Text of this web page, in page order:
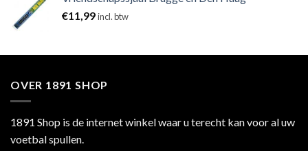
€11,99incl. btw
OVER 1891 SHOP
1891 Shop is de internet winkel waar u terecht kan voor al uw
voetbal spullen.